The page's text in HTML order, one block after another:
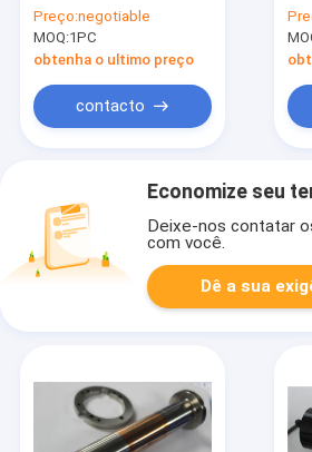
eixo do rolamento de
ar
Preço:negotiable
MOQ:1PC
obtenha o ultimo preço
contacto
ar
Economize seu
Deixe-nos contatar
com você.
Dê a sua